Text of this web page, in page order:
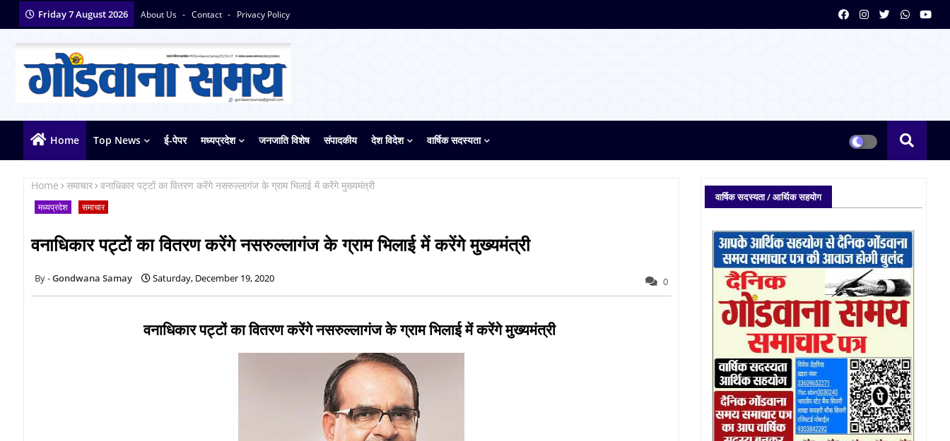
Friday 7 August 2026 About Us Contact Privacy Policy
Home Top News ई-पेपर मध्यप्रदेश जनजाति विशेष संपादकीय देश विदेश वार्षिक सदस्यता
Home समाचार वनाधिकार पट्टों का वितरण करेंगे नसरुल्लागंज के ग्राम भिलाई में करेंगे मुख्यमंत्री
मध्यप्रदेश समाचार
वनाधिकार पट्टों का वितरण करेंगे नसरुल्लागंज के ग्राम भिलाई में करेंगे मुख्यमंत्री
Gondwana Samay Saturday, December 19, 2020 0
वनाधिकार पट्टों का वितरण करेंगे नसरुल्लागंज के ग्राम भिलाई में करेंगे मुख्यमंत्री
वार्षिक सदस्यता / आर्थिक सहयोग